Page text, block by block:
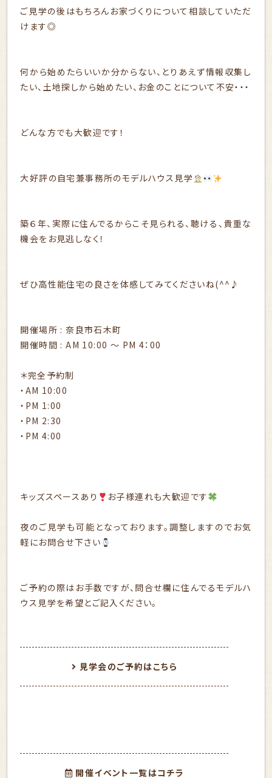
ご見学の後はもちろんお家づくりについて相談していただ
けます◎
何から始めたらいいか分からない、とりあえず情報収集し
たい、土地探しから始めたい、お金のことについて不安・・・
どんな方でも大歓迎です！
大好評の自宅兼事務所のモデルハウス見学
築６年、実際に住んでるからこそ見られる、聴ける、貴重な
機会をお見逃しなく！
ぜひ高性能住宅の良さを体感してみてくださいね(^^♪
開催場所 : 奈良市石木町
開催時間 : AM 10:00 〜 PM 4：00
＊完全予約制
・AM 10:00
・PM 1:00
・PM 2:30
・PM 4:00
キッズスペースあり お子様連れも大歓迎です
夜のご見学も可能となっております。調整しますのでお気
軽にお問合せ下さい
ご予約の際はお手数ですが、問合せ欄に住んでるモデルハ
ウス見学を希望とご記入ください。
見学会のご予約はこちら
開催イベント一覧はコチラ